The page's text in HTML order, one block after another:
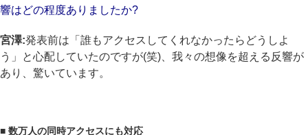
響はどの程度ありましたか?
宮澤:発表前は「誰もアクセスしてくれなかったらどうしよ
う」と心配していたのですが(笑)、我々の想像を超える反響が
あり、驚いています。
■ 数万人の同時アクセスにも対応